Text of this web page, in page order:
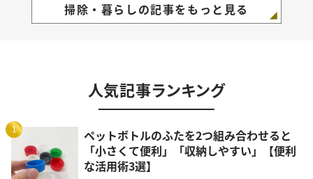
掃除・暮らしの記事をもっと見る
人気記事ランキング
1
ペットボトルのふたを2つ組み合わせると
「小さくて便利」「収納しやすい」【便利
な活用術3選】